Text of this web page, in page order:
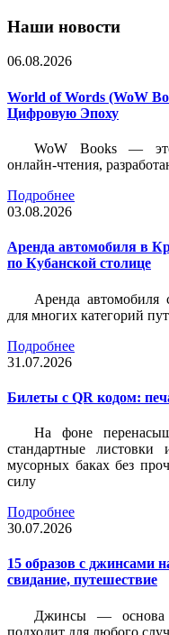
Наши новости
06.08.2026
World of Words (WoW
Цифровую Эпоху
WoW Books —
онлайн-чтения,
Подробнее
03.08.2026
Аренда автомобиля в
по Кубанской столице
Аренда автомобиля
для многих категорий
Подробнее
31.07.2026
Билеты c QR кодом:
На фоне
стандартные
мусорных баках без
силу
Подробнее
30.07.2026
15 образов с джинсами
свидание, путешествие
Джинсы — основа
подходит для любого